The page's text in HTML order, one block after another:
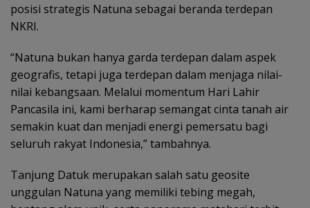
posisi strategis Natuna sebagai beranda terdepan
NKRI.
“Natuna bukan hanya garda terdepan dalam aspek
geografis, tetapi juga terdepan dalam menjaga nilai-
nilai kebangsaan. Melalui momentum Hari Lahir
Pancasila ini, kami berharap semangat cinta tanah air
semakin kuat dan menjadi energi pemersatu bagi
seluruh rakyat Indonesia,” tambahnya.
Tanjung Datuk merupakan salah satu geosite
unggulan Natuna yang memiliki tebing megah,